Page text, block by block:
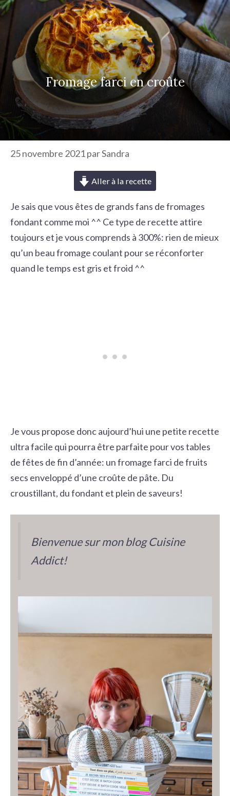
r
c
r
Fromage farci en croûte
25 novembre 2021parSandra
Aller à la recette
Je sais que vous êtes de grands fans de fromages
fondant comme moi ^^ Ce type de recette attire
toujours et je vous comprends à 300%: rien de mieux
qu’un beau fromage coulant pour se réconforter
quand le temps est gris et froid ^^
Je vous propose donc aujourd’hui une petite recette
ultra facile qui pourra être parfaite pour vos tables
de fêtes de fin d’année: un fromage farci de fruits
secs enveloppé d’une croûte de pâte. Du
croustillant, du fondant et plein de saveurs!
Bienvenue sur mon blog Cuisine
Addict!